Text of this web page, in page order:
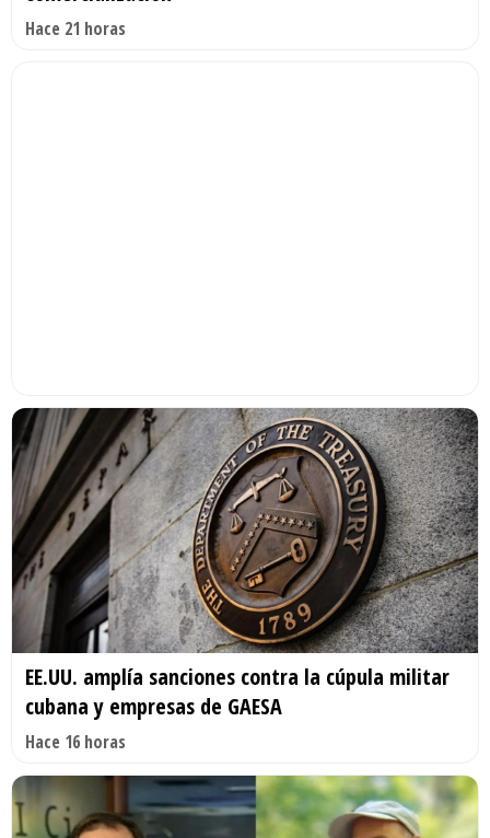
Hace 21 horas
EE.UU. amplía sanciones contra la cúpula militar
cubana y empresas de GAESA
Hace 16 horas